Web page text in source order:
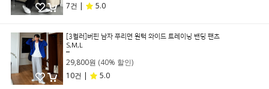
7건 |
5.0
[3컬러]버핀 남자 쭈리면 원턱 와이드 트레이닝 밴딩 팬츠
S,M,L
29,800원 (40% 할인)
10건 |
5.0